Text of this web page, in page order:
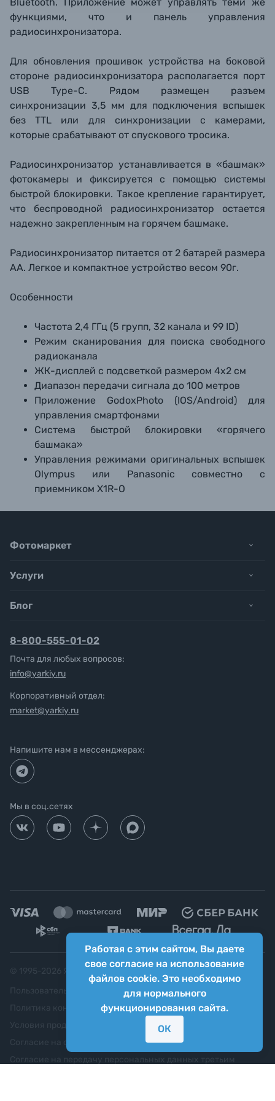
функциями, что и панель управления
радиосинхронизатора.
Для обновления прошивок устройства на боковой
стороне радиосинхронизатора располагается порт
USB Type-C. Рядом размещен разъем
синхронизации 3,5 мм для подключения вспышек
без TTL или для синхронизации с камерами,
которые срабатывают от спускового тросика.
Радиосинхронизатор устанавливается в «башмак»
фотокамеры и фиксируется с помощью системы
быстрой блокировки. Такое крепление гарантирует,
что беспроводной радиосинхронизатор остается
надежно закрепленным на горячем башмаке.
Радиосинхронизатор питается от 2 батарей размера
АА. Легкое и компактное устройство весом 90г.
Особенности
Частота 2,4 ГГц (5 групп, 32 канала и 99 ID)
Режим сканирования для поиска свободного
радиоканала
ЖК-дисплей с подсветкой размером 4х2 см
Диапазон передачи сигнала до 100 метров
Приложение GodoxPhoto (IOS/Android) для
управления смартфонами
Система быстрой блокировки «горячего
башмака»
Управления режимами оригинальных вспышек
Olympus или Panasonic совместно с
приемником X1R-O
Работая с этим сайтом, Вы даете
свое согласие на использование
файлов cookie. Это необходимо
для нормального
функционирования сайта.
ОК
Фотомаркет
Услуги
Блог
8-800-555-01-02
Почта для любых вопросов:
info@yarkiy.ru
Корпоративный отдел:
market@yarkiy.ru
Напишите нам в мессенджерах:
Мы в соц.сетях
Яркий фотомаркет ("Яркий Мир")
Пользовательское соглашение
Политика конфиденциальности
Согласие на обработку персональных данных
Согласие на передачу персональных данных третьим